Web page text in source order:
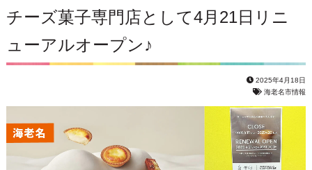
チーズ菓子専門店として4月21日リニ
ューアルオープン♪
2025年4月18日
海老名市情報